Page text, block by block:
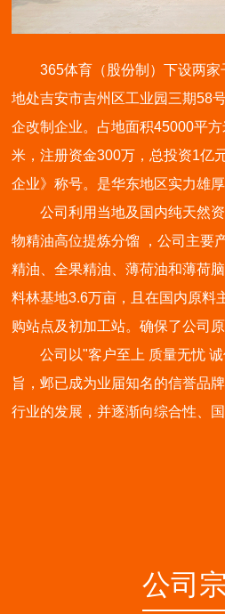
365体育（股份制）下设两家
地处吉安市吉州区工业园三期58
企改制企业。占地面积45000平
米，注册资金300万，总投资1亿
企业》称号。是华东地区实力雄
公司利用当地及国内纯天然
物精油高位提炼分馏 ，公司主要
精油、全果精油、薄荷油和薄荷
料林基地3.6万亩，且在国内原料
购站点及初加工站。确保了公司
公司以"客户至上 质量无忧
旨，邺已成为业届知名的信誉品
行业的发展，并逐渐向综合性、国
公司